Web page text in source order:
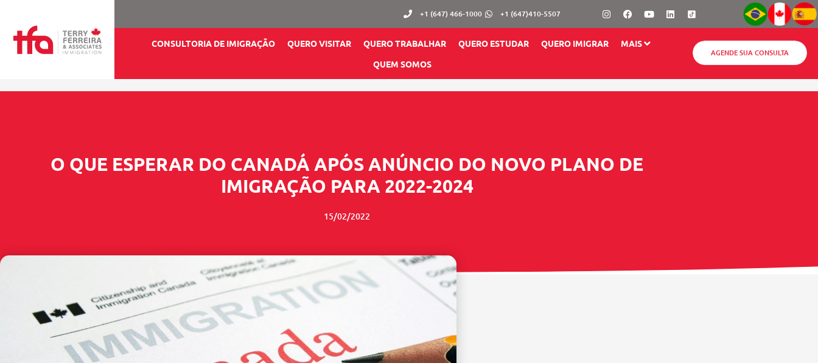
+1 (647) 466-1000 +1 (647)410-5507 InstagramFacebook
YoutubeLinkedin
CONSULTORIA DE IMIGRAÇÃO QUERO VISITAR QUERO TRABALHAR QUERO ESTUDAR QUERO IMIGRAR
MAIS
QUEM SOMOS
AGENDE SUA CONSULTA
O QUE ESPERAR DO CANADÁ APÓS ANÚNCIO DO NOVO PLANO DE
IMIGRAÇÃO PARA 2022-2024
15/02/2022